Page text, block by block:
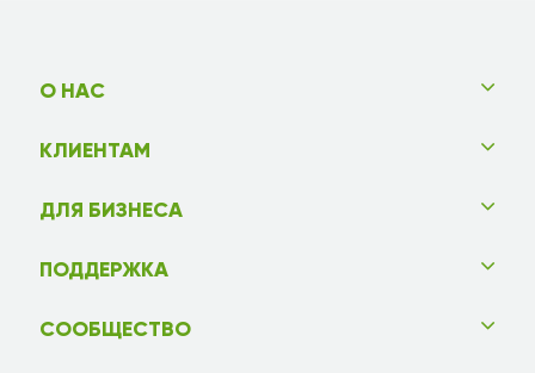
О НАС
КЛИЕНТАМ
ДЛЯ БИЗНЕСА
ПОДДЕРЖКА
СООБЩЕСТВО